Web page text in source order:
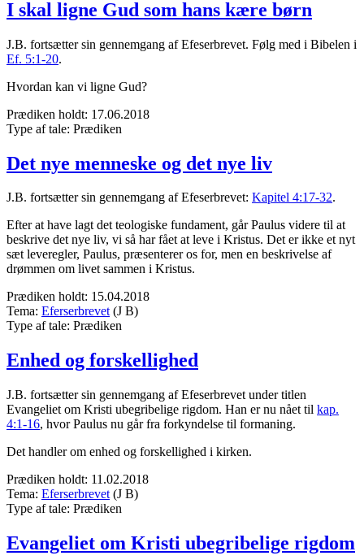
I skal ligne Gud som hans kære børn
J.B. fortsætter sin gennemgang af Efeserbrevet. Følg med i Bibelen i
Ef. 5:1-20.
Hvordan kan vi ligne Gud?
Prædiken holdt: 17.06.2018
Type af tale: Prædiken
Det nye menneske og det nye liv
J.B. fortsætter sin gennemgang af Efeserbrevet: Kapitel 4:17-32.
Efter at have lagt det teologiske fundament, går Paulus videre til at
beskrive det nye liv, vi så har fået at leve i Kristus. Det er ikke et nyt
sæt leveregler, Paulus, præsenterer os for, men en beskrivelse af
drømmen om livet sammen i Kristus.
Prædiken holdt: 15.04.2018
Tema: Eferserbrevet(J B)
Type af tale: Prædiken
Enhed og forskellighed
J.B. fortsætter sin gennemgang af Efeserbrevet under titlen
Evangeliet om Kristi ubegribelige rigdom. Han er nu nået til kap.
4:1-16, hvor Paulus nu går fra forkyndelse til formaning.
Det handler om enhed og forskellighed i kirken.
Prædiken holdt: 11.02.2018
Tema: Eferserbrevet (J B)
Type af tale: Prædiken
Evangeliet om Kristi ubegribelige rigdom